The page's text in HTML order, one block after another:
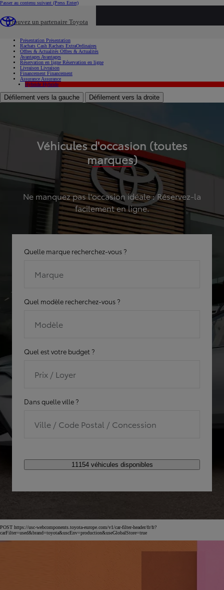
Passer au contenu suivant (Press Enter)
Trouvez un partenaire Toyota
Présentation Présentation
Rachats Cash Rachats ExtraOrdinaires
Offres & Actualités Offres & Actualités
Avantages Avantages
Réservation en ligne Réservation en ligne
Livraison Livraison
Financement Financement
Assurance Assurance
Hybride Hybride
Défilement vers la gauche Défilement vers la droite
Véhicules d'occasion (toutes
marques)
Ne manquez pas l'occasion idéale : Réservez-la
facilement en ligne.
Quelle marque recherchez-vous ?
Marque
Quel modèle recherchez-vous ?
Modèle
Quel est votre budget ?
Prix / Loyer
Dans quelle ville ?
Ville / Code Postal / Concession
11154 véhicules disponibles
POST https://usc-webcomponents.toyota-europe.com/v1/car-filter-header/fr/fr?
carFilter=used&brand=toyota&uscEnv=production&useGlobalStore=true